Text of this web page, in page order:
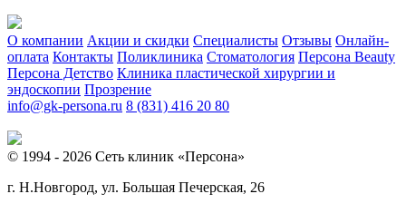
О компании Акции и скидки Специалисты Отзывы Онлайн-
оплата Контакты Поликлиника Стоматология Персона Beauty
Персона Детство Клиника пластической хирургии и
эндоскопии Прозрение
info@gk-persona.ru 8 (831) 416 20 80
© 1994 - 2026 Сеть клиник «Персона»
г. Н.Новгород, ул. Большая Печерская, 26